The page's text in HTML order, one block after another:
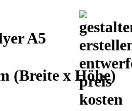
A5
(Breite x Höhe)